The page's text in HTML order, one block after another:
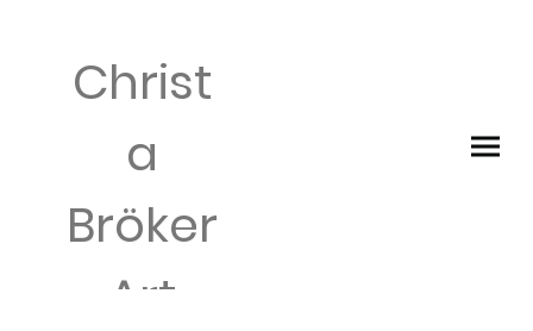
Christ
a
Bröker
Art